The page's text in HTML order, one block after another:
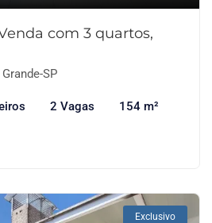
com 3 quartos,
SP
2 Vagas 154 m²
Exclusivo